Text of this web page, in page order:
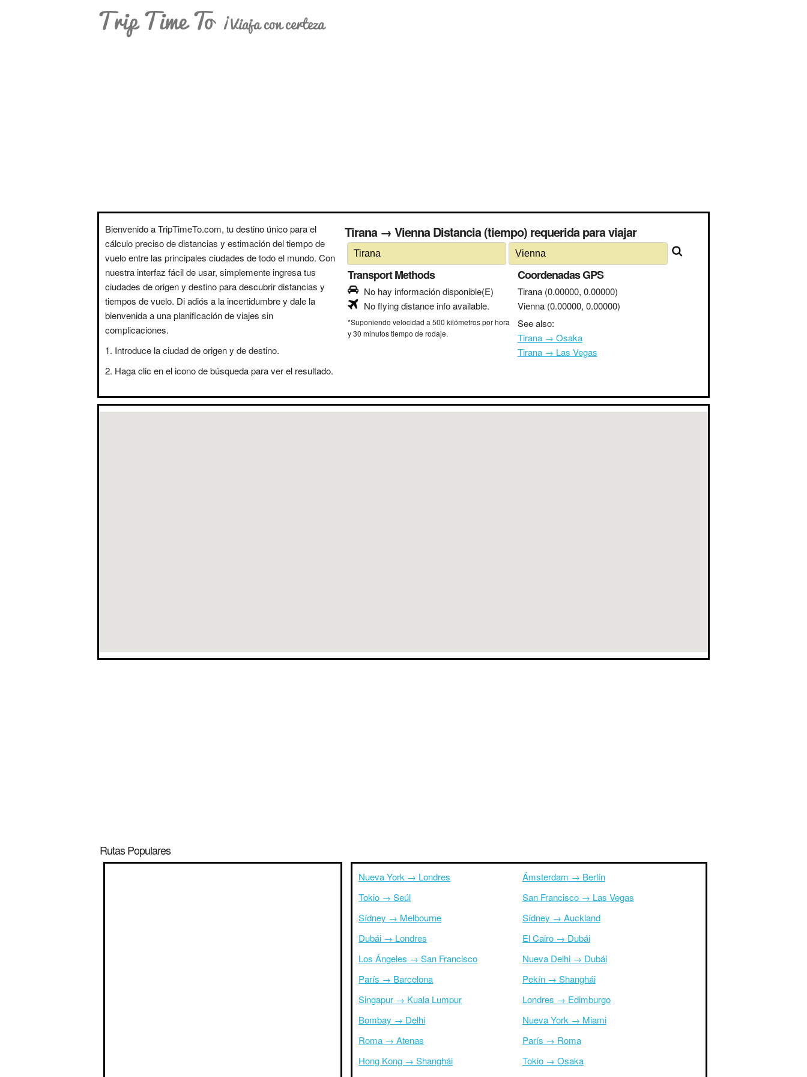
Trip Time To ¡Viaja con certeza
Bienvenido a TripTimeTo.com, tu destino único para el
cálculo preciso de distancias y estimación del tiempo de
vuelo entre las principales ciudades de todo el mundo. Con
nuestra interfaz fácil de usar, simplemente ingresa tus
ciudades de origen y destino para descubrir distancias y
tiempos de vuelo. Di adiós a la incertidumbre y dale la
bienvenida a una planificación de viajes sin
complicaciones.
Introduce la ciudad de origen y de destino.
Haga clic en el icono de búsqueda para ver el resultado.
Tirana → Vienna Distancia (tiempo) requerida para viajar
Transport Methods
No hay información disponible(E)
No flying distance info available.
*Suponiendo velocidad a 500 kilómetros por hora
y 30 minutos tiempo de rodaje.
Coordenadas GPS
Tirana (0.00000, 0.00000)
Vienna (0.00000, 0.00000)
See also:
Tirana → Osaka
Tirana → Las Vegas
Rutas Populares
Nueva York → Londres
Tokio → Seúl
Sídney → Melbourne
Dubái → Londres
Los Ángeles → San Francisco
París → Barcelona
Singapur → Kuala Lumpur
Bombay → Delhi
Roma → Atenas
Hong Kong → Shanghái
Ámsterdam → Berlín
San Francisco → Las Vegas
Sídney → Auckland
El Cairo → Dubái
Nueva Delhi → Dubái
Pekín → Shanghái
Londres → Edimburgo
Nueva York → Miami
París → Roma
Tokio → Osaka